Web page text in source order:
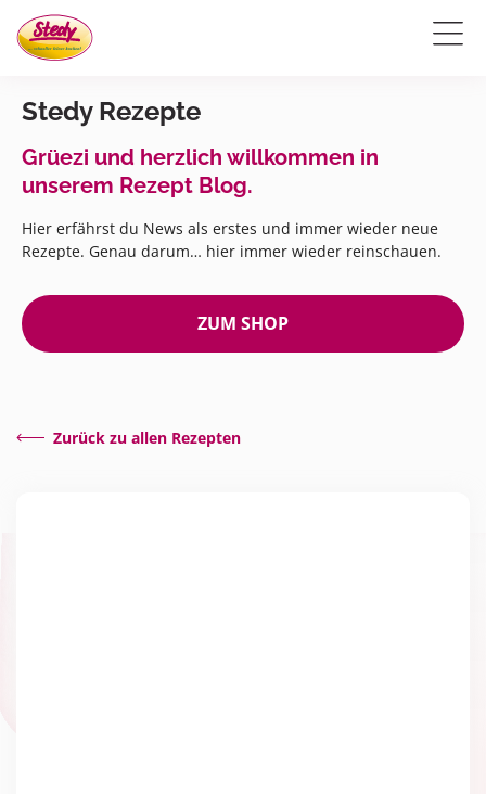
Stedy Rezepte
Grüezi und herzlich willkommen in
unserem Rezept Blog.
Hier erfährst du News als erstes und immer wieder neue
Rezepte. Genau darum… hier immer wieder reinschauen.
ZUM SHOP
Zurück zu allen Rezepten